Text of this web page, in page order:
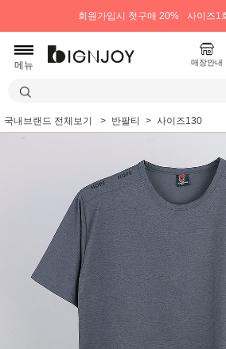
회원가입시 첫구매 20% 사이즈1
메뉴 매장안내
국내브랜드 전체보기 반팔티 사이즈130